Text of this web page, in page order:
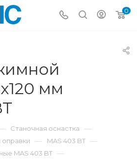
0
мм
Станочная оснастка —
— MAS 403 BT —
MAS 403 BT —